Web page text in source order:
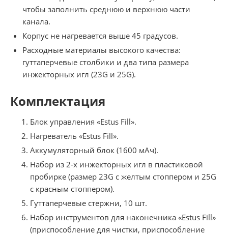
чтобы заполнить среднюю и верхнюю части
канала.
Корпус не нагревается выше 45 градусов.
Расходные материалы высокого качества:
гуттаперчевые столбики и два типа размера
инжекторных игл (23G и 25G).
Комплектация
Блок управления «Estus Fill».
Нагреватель «Estus Fill».
Аккумуляторный блок (1600 мАч).
Набор из 2-х инжекторных игл в пластиковой
пробирке (размер 23G с желтым стоппером и 25G
с красным стоппером).
Гуттаперчевые стержни, 10 шт.
Набор инструментов для наконечника «Estus Fill»
(приспособление для чистки, приспособление